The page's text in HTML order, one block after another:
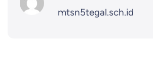
mtsn5tegal.sch.id